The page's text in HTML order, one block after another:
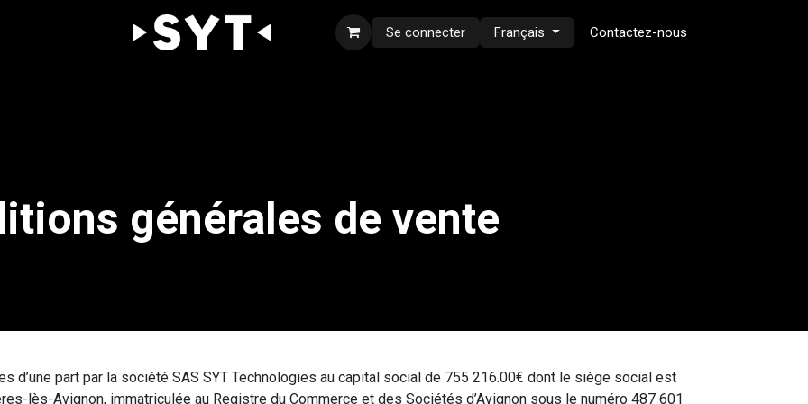
Se connecter Français Contactez-nous
générales de vente
d’une part par la société SAS SYT Technologies au capital social de 755 216.00€ dont le siège social est
lès-Avignon, immatriculée au Registre du Commerce et des Sociétés d’Avignon sous le numéro 487 601